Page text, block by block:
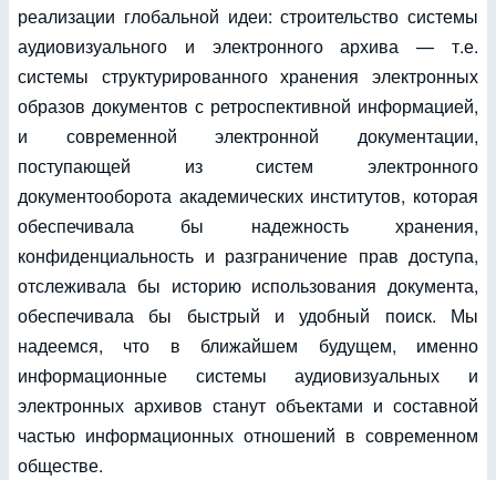
реализации глобальной идеи: строительство системы
аудиовизуального и электронного архива — т.е.
системы структурированного хранения электронных
образов документов с ретроспективной информацией,
и современной электронной документации,
поступающей из систем электронного
документооборота академических институтов, которая
обеспечивала бы надежность хранения,
конфиденциальность и разграничение прав доступа,
отслеживала бы историю использования документа,
обеспечивала бы быстрый и удобный поиск. Мы
надеемся, что в ближайшем будущем, именно
информационные системы аудиовизуальных и
электронных архивов станут объектами и составной
частью информационных отношений в современном
обществе.